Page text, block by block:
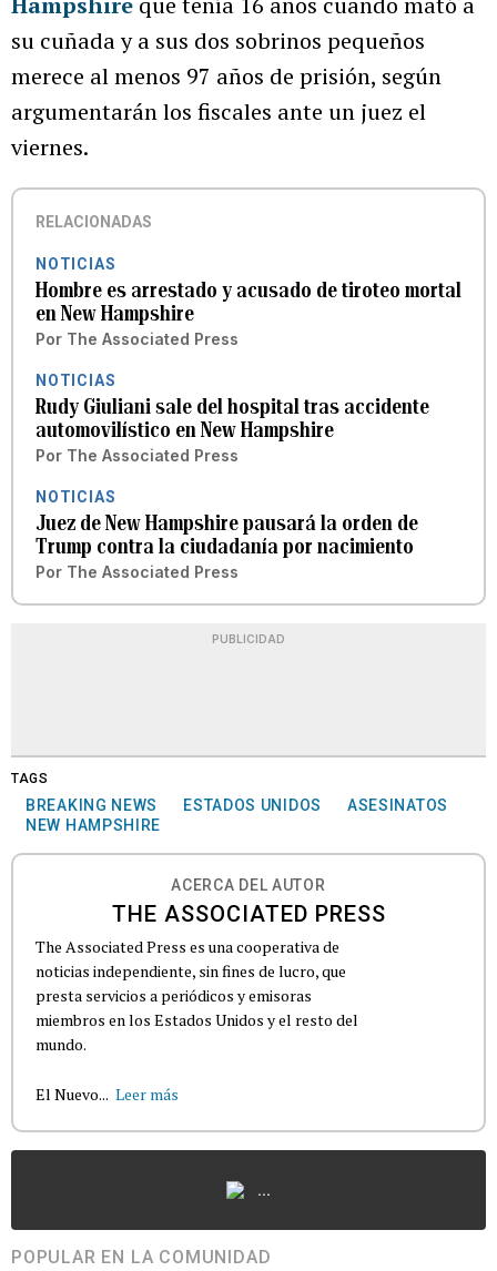
su cuñada y a sus dos sobrinos pequeños
merece al menos 97 años de prisión, según
argumentarán los fiscales ante un juez el
viernes.
RELACIONADAS
NOTICIAS
Hombre es arrestado y acusado de tiroteo mortal
en New Hampshire
Por The Associated Press
NOTICIAS
Rudy Giuliani sale del hospital tras accidente
automovilístico en New Hampshire
Por The Associated Press
NOTICIAS
Juez de New Hampshire pausará la orden de
Trump contra la ciudadanía por nacimiento
Por The Associated Press
PUBLICIDAD
TAGS
BREAKING NEWS ESTADOS UNIDOS
ASESINATOS
NEW HAMPSHIRE
ACERCA DEL AUTOR
THE ASSOCIATED PRESS
The Associated Press es una cooperativa de
noticias independiente, sin fines de lucro, que
presta servicios a periódicos y emisoras
miembros en los Estados Unidos y el resto del
mundo.
El Nuevo... Leer más
...
POPULAR EN LA COMUNIDAD